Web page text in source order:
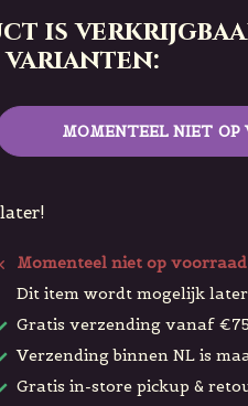
is
MOMENTEEL NIET OP
Momenteel niet op voorraad
Dit item wordt mogelijk
Gratis verzending vanaf €75
Verzending binnen NL is
Gratis in-store pickup &